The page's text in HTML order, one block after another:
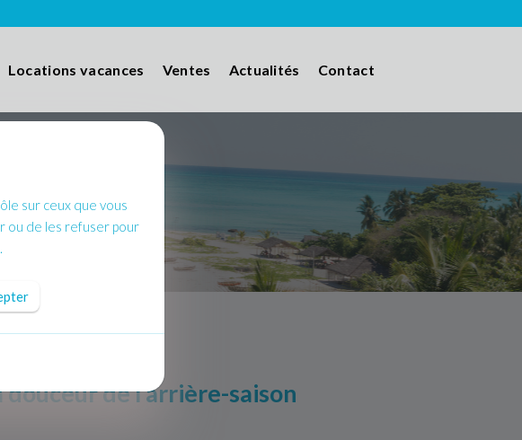
Locations vacances Ventes Actualités Contact
de l’arrière-saison
sur ceux que vous
ou de les refuser pour